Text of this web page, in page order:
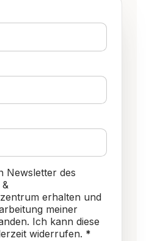
Newsletter des
erhalten und
meiner
Ich kann diese
widerrufen.